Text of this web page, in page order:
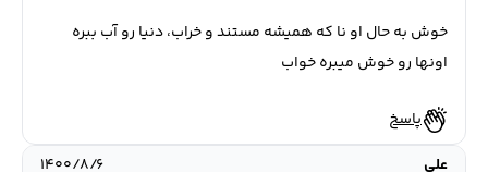
خوش به حال او نا که همیشه مستند و خراب، دنیا رو آب ببره
اونها رو خوش میبره خواب
پاسخ
علی
۱۴۰۰/۸/۶